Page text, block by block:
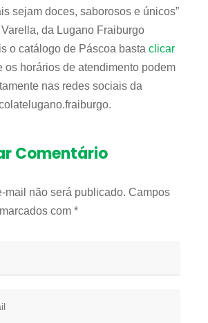
sejam doces, saborosos e únicos”
da Lugano Fraiburgo
o catálogo de Páscoa basta clicar
os horários de atendimento podem
nas redes sociais da
Comentário
mail não será publicado. Campos
com *